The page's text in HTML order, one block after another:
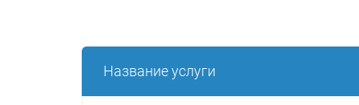
Название услуги